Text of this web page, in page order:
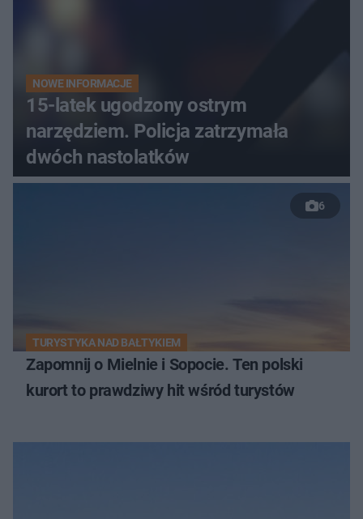
NOWE INFORMACJE
15-latek ugodzony ostrym
narzędziem. Policja zatrzymała
dwóch nastolatków
6
TURYSTYKA NAD BAŁTYKIEM
Zapomnij o Mielnie i Sopocie. Ten polski
kurort to prawdziwy hit wśród turystów